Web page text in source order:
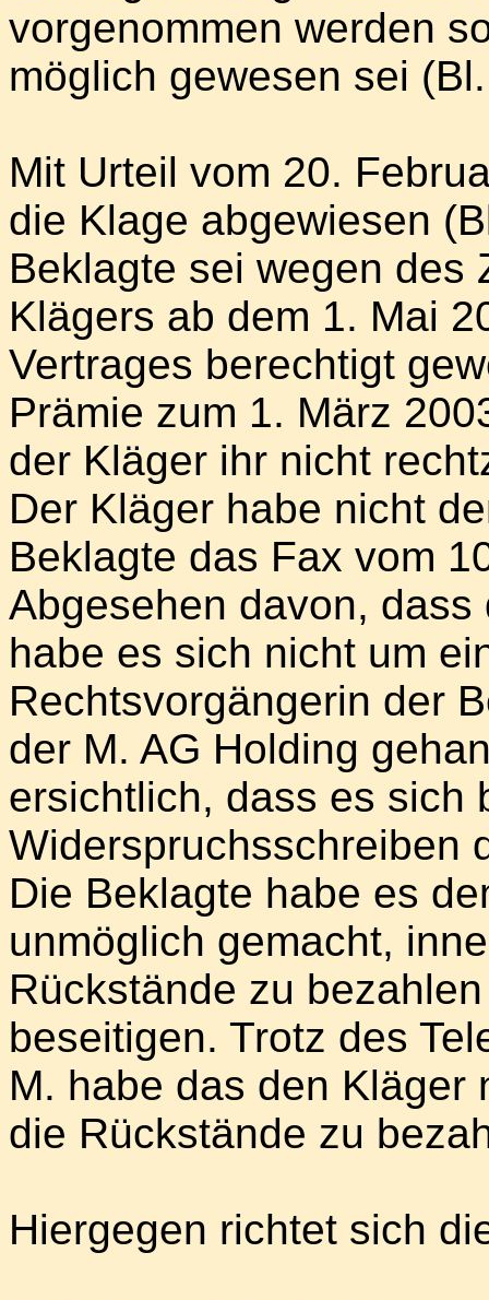
vorgenommen werden
möglich gewesen sei
Mit Urteil vom 20.
die Klage abgewiesen
Beklagte sei wegen des
Klägers ab dem 1. Mai
Vertrages berechtigt
Prämie zum 1. März
der Kläger ihr nicht
Der Kläger habe nicht
Beklagte das Fax vom
Abgesehen davon,
habe es sich nicht um
Rechtsvorgängerin der
der M. AG Holding
ersichtlich, dass es sich
Widerspruchsschreiben
Die Beklagte habe es
unmöglich gemacht,
Rückstände zu
beseitigen. Trotz des
M. habe das den Kläger
die Rückstände zu
Hiergegen richtet sich